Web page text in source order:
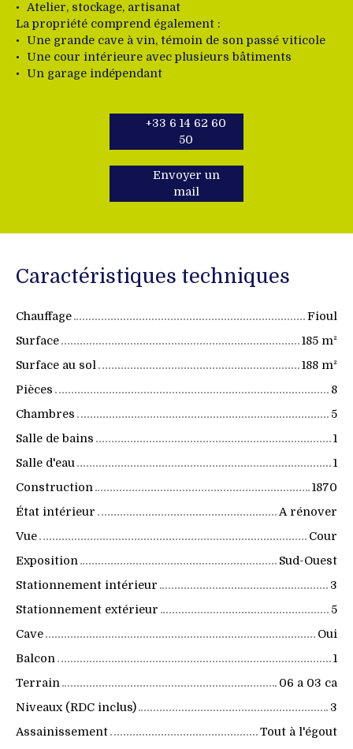
Atelier, stockage, artisanat
La propriété comprend également :
Une grande cave à vin, témoin de son passé viticole
Une cour intérieure avec plusieurs bâtiments
Un garage indépendant
+33 6 14 62 60
50
Envoyer un
mail
Caractéristiques techniques
Chauffage
Fioul
Surface
185 m²
Surface au sol
188 m²
Pièces
8
Chambres
5
Salle de bains
1
Salle d'eau
1
Construction
1870
État intérieur
A rénover
Vue
Cour
Exposition
Sud-Ouest
Stationnement intérieur
3
Stationnement extérieur
5
Cave
Oui
Balcon
1
Terrain
06 a 03 ca
Niveaux (RDC inclus)
3
Assainissement
Tout à l'égout